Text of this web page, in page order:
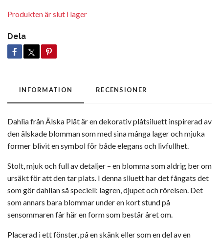
Produkten är slut i lager
Dela
INFORMATION RECENSIONER
Dahlia frånÄlska Plåtär en dekorativ plåtsiluett inspirerad av
den älskade blomman som med sina många lager och mjuka
former blivit en symbol för både elegans och livfullhet.
Stolt, mjuk och full av detaljer – en blomma som aldrig ber om
ursäkt för att den tar plats. I denna siluett har det fångats det
som gör dahlian så speciell: lagren, djupet och rörelsen. Det
som annars bara blommar under en kort stund på
sensommaren får här en form som består året om.
Placerad i ett fönster, på en skänk eller som en del av en